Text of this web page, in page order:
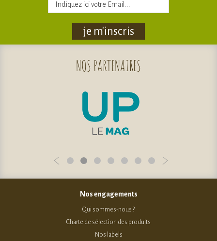
je m'inscris
NOS PARTENAIRES
Nos engagements
Qui sommes-nous ?
Charte de sélection des produits
Nos labels